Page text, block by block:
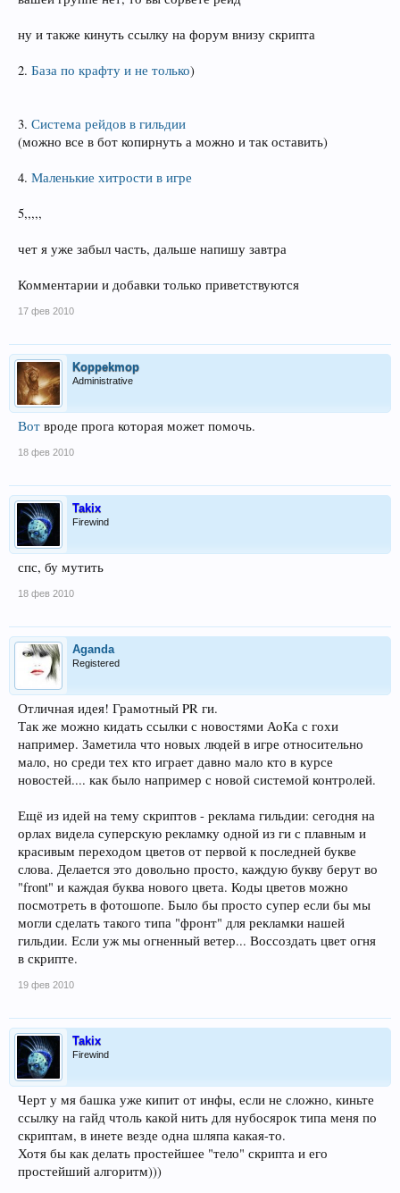
ну и также кинуть ссылку на форум внизу скрипта
2. База по крафту и не только)
3. Система рейдов в гильдии
(можно все в бот копирнуть а можно и так оставить)
4. Маленькие хитрости в игре
5,,,,,
чет я уже забыл часть, дальше напишу завтра
Комментарии и добавки только приветствуются
17 фев 2010
Koppekmop
Administrative
Вот вроде прога которая может помочь.
18 фев 2010
Takix
Firewind
спс, бу мутить
18 фев 2010
Aganda
Registered
Отличная идея! Грамотный PR ги.
Так же можно кидать ссылки с новостями АоКа с гохи
например. Заметила что новых людей в игре относительно
мало, но среди тех кто играет давно мало кто в курсе
новостей.... как было например с новой системой контролей.
Ещё из идей на тему скриптов - реклама гильдии: сегодня на
орлах видела суперскую рекламку одной из ги с плавным и
красивым переходом цветов от первой к последней букве
слова. Делается это довольно просто, каждую букву берут во
"front" и каждая буква нового цвета. Коды цветов можно
посмотреть в фотошопе. Было бы просто супер если бы мы
могли сделать такого типа "фронт" для рекламки нашей
гильдии. Если уж мы огненный ветер... Воссоздать цвет огня
в скрипте.
19 фев 2010
Takix
Firewind
Черт у мя башка уже кипит от инфы, если не сложно, киньте
ссылку на гайд чтоль какой нить для нубосярок типа меня по
скриптам, в инете везде одна шляпа какая-то.
Хотя бы как делать простейшее "тело" скрипта и его
простейший алгоритм)))